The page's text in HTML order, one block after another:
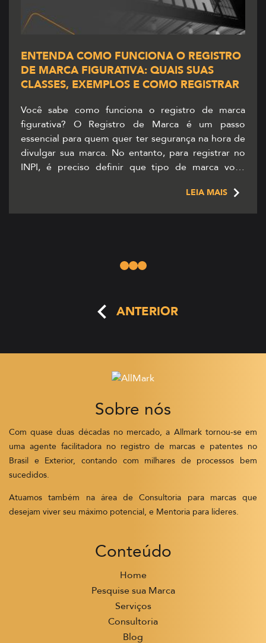
ENTENDA COMO FUNCIONA O REGISTRO
DE MARCA FIGURATIVA: QUAIS SUAS
CLASSES, EXEMPLOS E COMO REGISTRAR
Você sabe como funciona o registro de marca
figurativa? O Registro de Marca é um passo
essencial para quem quer ter segurança na hora de
divulgar sua marca. No entanto, para registrar no
INPI, é preciso definir que tipo de marca você
Tridimensional. Neste artigo, você saberá o que é
LEIA MAIS
ANTERIOR
Sobre nós
Com quase duas décadas no mercado, a Allmark tornou-se em
uma agente facilitadora no registro de marcas e patentes no
Brasil e Exterior, contando com milhares de processos bem
sucedidos.
Atuamos também na área de Consultoria para marcas que
desejam viver seu máximo potencial, e Mentoria para líderes.
Conteúdo
Home
Pesquise sua Marca
Serviços
Consultoria
Blog